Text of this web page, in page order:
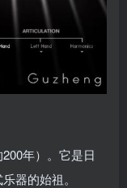
年）。它是日
器的始祖。